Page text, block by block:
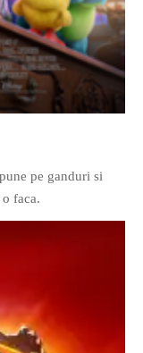
pe ganduri si
faca.